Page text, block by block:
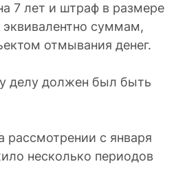
7 лет и штраф в размере
эквивалентно суммам,
отмывания денег.
делу должен был быть
рассмотрении с января
несколько периодов